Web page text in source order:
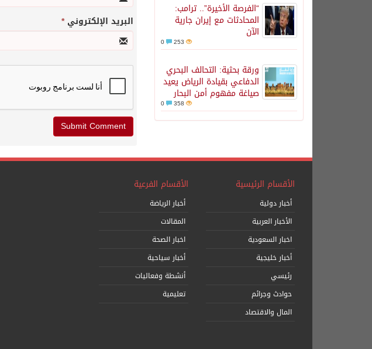
“الفرصة الأخيرة”.. ترامب:
المحادثات مع إيران جارية
الآن
253
ورقة بحثية: التحالف البحري
الدفاعي بقيادة الرياض يعيد
صياغة مفهوم أمن البحار
358
البريد الإلكتروني*
الأقسام الرئيسية
أخبار دولية
الأخبار العربية
اخبار السعودية
أخبار خليجية
رئيسي
حوادث وجرائم
المال والاقتصاد
الأقسام الفرعية
أخبار الرياضة
المقالات
اخبار الصحة
أخبار سياحية
أنشطة وفعاليات
تعليمية